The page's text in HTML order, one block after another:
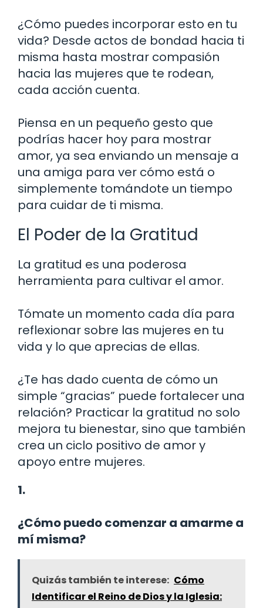
¿Cómo puedes incorporar esto en tu
vida? Desde actos de bondad hacia ti
misma hasta mostrar compasión
hacia las mujeres que te rodean,
cada acción cuenta.
Piensa en un pequeño gesto que
podrías hacer hoy para mostrar
amor, ya sea enviando un mensaje a
una amiga para ver cómo está o
simplemente tomándote un tiempo
para cuidar de ti misma.
El Poder de la Gratitud
La gratitud es una poderosa
herramienta para cultivar el amor.
Tómate un momento cada día para
reflexionar sobre las mujeres en tu
vida y lo que aprecias de ellas.
¿Te has dado cuenta de cómo un
simple “gracias” puede fortalecer una
relación? Practicar la gratitud no solo
mejora tu bienestar, sino que también
crea un ciclo positivo de amor y
apoyo entre mujeres.
1.
¿Cómo puedo comenzar a amarme a
mí misma?
Quizás también te interese: Cómo
Identificar el Reino de Dios y la Iglesia: